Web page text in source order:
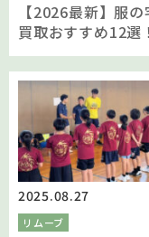
【2026最新】服
買取おすすめ12選
ンド服を高価買取
ツと人気業者を比
2025.08.27
リムーブ